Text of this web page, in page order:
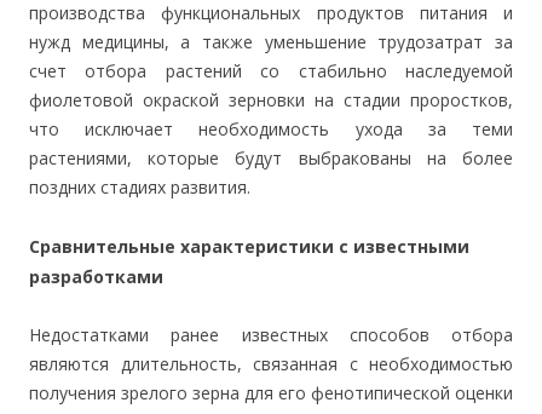
производства функциональных продуктов питания и
нужд медицины, а также уменьшение трудозатрат за
счет отбора растений со стабильно наследуемой
фиолетовой окраской зерновки на стадии проростков,
что исключает необходимость ухода за теми
растениями, которые будут выбракованы на более
поздних стадиях развития.
Сравнительные характеристики с известными
разработками
Недостатками ранее известных способов отбора
являются длительность, связанная с необходимостью
получения зрелого зерна для его фенотипической оценки